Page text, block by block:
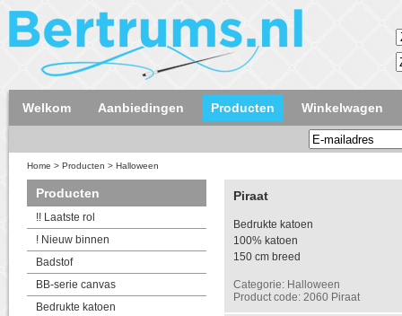
Welkom Aanbiedingen Producten Winkelwagen
Home > Producten > Halloween
Producten
!! Laatste rol
! Nieuw binnen
Badstof
BB-serie canvas
Bedrukte katoen
Piraat
Bedrukte katoen
100% katoen
150 cm breed
Categorie: Halloween
Product code: 2060 Piraat